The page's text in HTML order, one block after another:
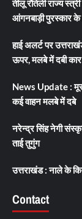
तीलू रौतेली राज्य
आंगनबाड़ी पुरस्कार के
हाई अलर्ट पर
ऊपर, मलबे में दबी कार
News Update :
कई वाहन मलबे में दबे
नरेन्द्र सिंह नेगी
ताई तुगुंग
उत्तराखंड : नाले के
Contact